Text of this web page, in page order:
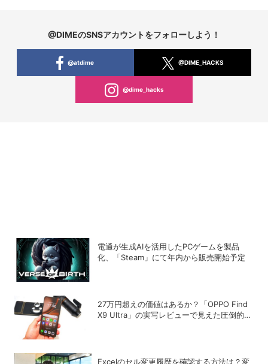
@DIMEのSNSアカウントをフォローしよう！
@atdime @DIME_HACKS
@dime_hacks
電通が生成AIを活用したPCゲームを製品
化、「Steam」にて年内から販売開始予定
27万円超えの価値はあるか？「OPPO Find
X9 Ultra」の実写レビューで見えた圧倒的高
Excelのセル変更履歴を確認する方法は？変